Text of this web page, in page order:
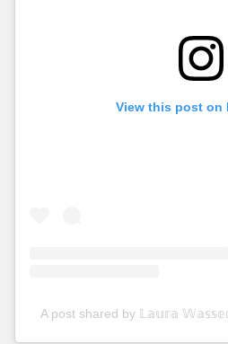
View this post on
A post shared by 𝕃𝕒𝕦𝕣𝕒